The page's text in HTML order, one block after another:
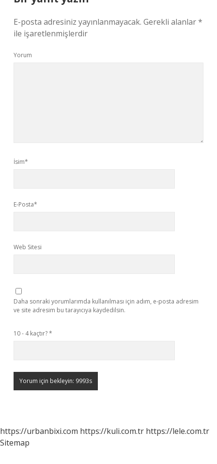
E-posta adresiniz yayınlanmayacak. Gerekli alanlar*
ile işaretlenmişlerdir
Yorum
İsim*
E-Posta*
Web Sitesi
Daha sonraki yorumlarımda kullanılması için adım, e-posta adresim
ve site adresim bu tarayıcıya kaydedilsin.
10 - 4 kaçtır?*
https://urbanbixi.com https://kuli.com.tr https://lele.com.tr
Sitemap